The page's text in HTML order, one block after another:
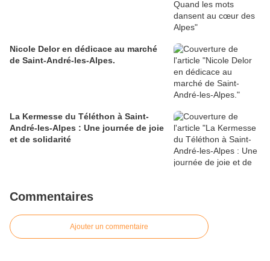
Nicole Delor en dédicace au marché
de Saint-André-les-Alpes.
La Kermesse du Téléthon à Saint-
André-les-Alpes : Une journée de joie
et de solidarité
Commentaires
Ajouter un commentaire